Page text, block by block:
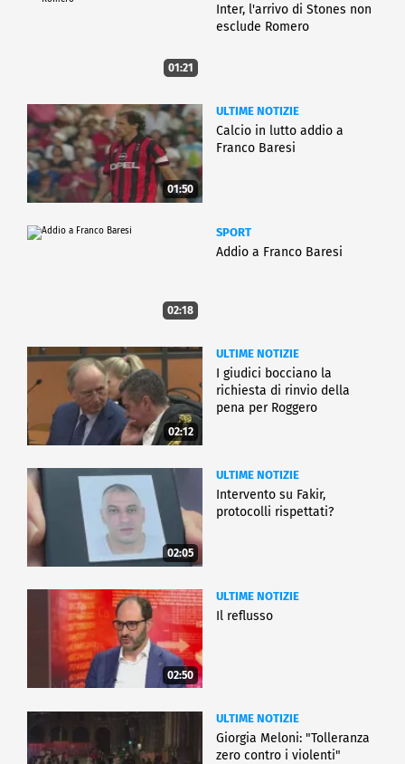
01:21
Inter, l'arrivo di Stones non
esclude Romero
01:50
ULTIME NOTIZIE
Calcio in lutto addio a
Franco Baresi
02:18
SPORT
Addio a Franco Baresi
02:12
ULTIME NOTIZIE
I giudici bocciano la
richiesta di rinvio della
pena per Roggero
02:05
ULTIME NOTIZIE
Intervento su Fakir,
protocolli rispettati?
02:50
ULTIME NOTIZIE
Il reflusso
ULTIME NOTIZIE
Giorgia Meloni: "Tolleranza
zero contro i violenti"